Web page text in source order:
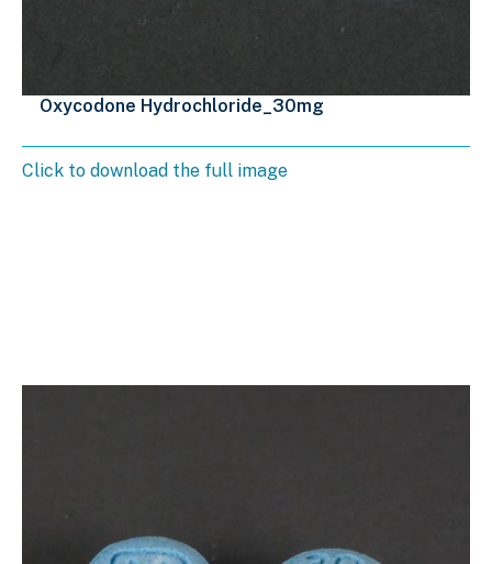
Oxycodone Hydrochloride_30mg
Click to download the full image